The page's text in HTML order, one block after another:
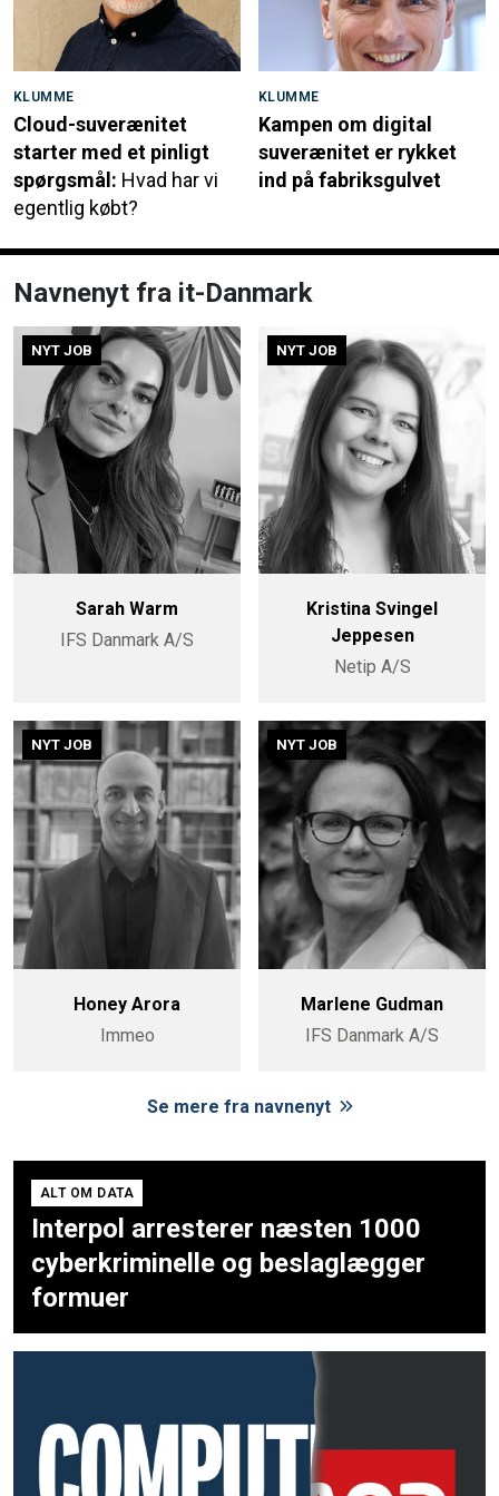
KLUMME
Cloud-suverænitet
starter med et pinligt
spørgsmål: Hvad har vi
egentlig købt?
KLUMME
Kampen om digital
suverænitet er rykket
ind på fabriksgulvet
Navnenyt fra it-Danmark
NYT JOB
Sarah Warm
IFS Danmark A/S
NYT JOB
Kristina Svingel
Jeppesen
Netip A/S
NYT JOB
Honey Arora
Immeo
NYT JOB
Marlene Gudman
IFS Danmark A/S
Se mere fra navnenyt
ALT OM DATA
Interpol arresterer næsten 1000
cyberkriminelle og beslaglægger
formuer